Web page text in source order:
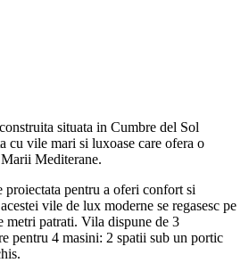
situata in Cumbre del Sol
cu vile mari si luxoase care ofera o
Mediterane.
proiectata pentru a oferi confort si
vile de lux moderne se regasesc pe
metri patrati. Vila dispune de 3
pentru 4 masini: 2 spatii sub un portic